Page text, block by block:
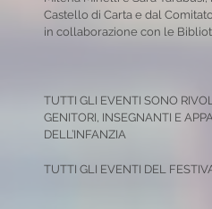
Castello di Carta e dal
in collaborazione con le
TUTTI GLI EVENTI SONO
GENITORI, INSEGNANTI E
DELL’INFANZIA
TUTTI GLI EVENTI DEL